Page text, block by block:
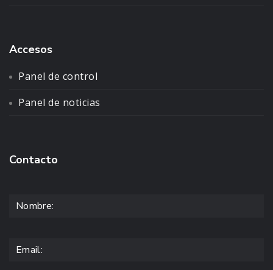
Accesos
Panel de control
Panel de noticias
Contacto